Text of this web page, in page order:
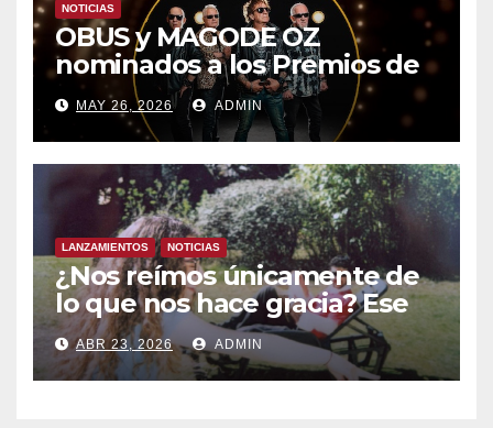
NOTICIAS
OBUS y MAGODE OZ
nominados a los Premios de
la Academia de la Música de
España- Esta noche en La 2
MAY 26, 2026 ADMIN
LANZAMIENTOS NOTICIAS
¿Nos reímos únicamente de
lo que nos hace gracia? Ese
chiste ya me lo has contado,
el nuevo single de JUAN
ANSELMO
ABR 23, 2026 ADMIN